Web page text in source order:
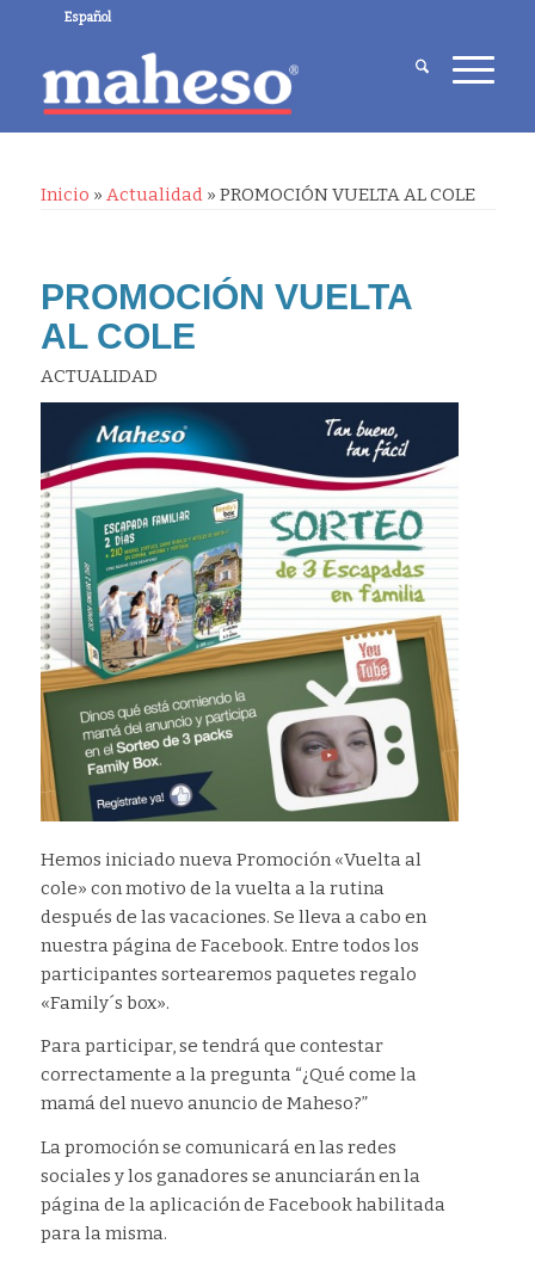
Español
Inicio » Actualidad» PROMOCIÓN VUELTA AL COLE
PROMOCIÓN VUELTA
AL COLE
ACTUALIDAD
Hemos iniciado nueva Promoción «Vuelta al
cole» con motivo de la vuelta a la rutina
después de las vacaciones. Se lleva a cabo en
nuestra página de Facebook. Entre todos los
participantes sortearemos paquetes regalo
«Family´s box».
Para participar, se tendrá que contestar
correctamente a la pregunta “¿Qué come la
mamá del nuevo anuncio de Maheso?”
La promoción se comunicará en las redes
sociales y los ganadores se anunciarán en la
página de la aplicación de Facebook habilitada
para la misma.